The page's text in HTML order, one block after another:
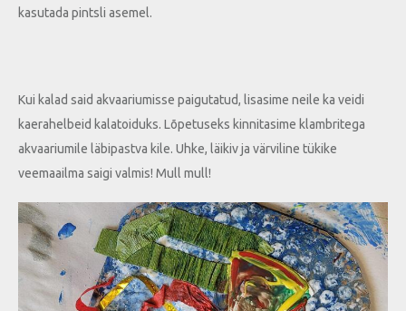
kasutada pintsli asemel.
Kui kalad said akvaariumisse paigutatud, lisasime neile ka veidi
kaerahelbeid kalatoiduks. Lõpetuseks kinnitasime klambritega
akvaariumile läbipastva kile. Uhke, läikiv ja värviline tükike
veemaailma saigi valmis! Mull mull!